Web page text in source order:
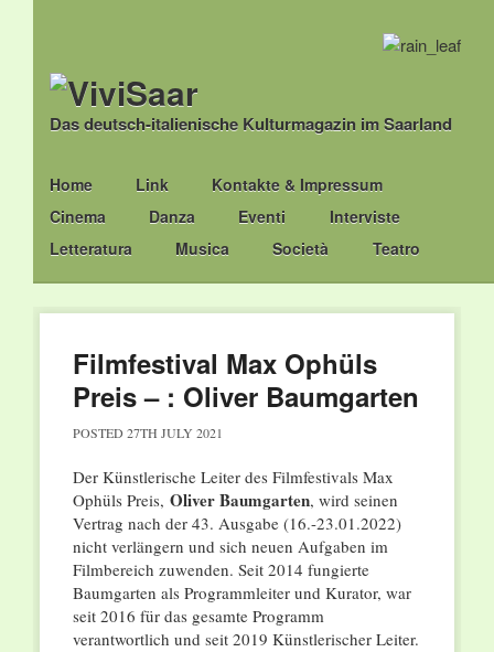
Das deutsch-italienische Kulturmagazin im Saarland
Main menu
Skip
to
content
Home Link
Kontakte & Impressum
Cinema
Danza Eventi
Interviste
Letteratura
Musica Società Teatro
Filmfestival Max Ophüls
Preis – : Oliver Baumgarten
POSTED 27TH JULY 2021
Der Künstlerische Leiter des Filmfestivals Max
Ophüls Preis, Oliver Baumgarten, wird seinen
Vertrag nach der 43. Ausgabe (16.-23.01.2022)
nicht verlängern und sich neuen Aufgaben im
Filmbereich zuwenden. Seit 2014 fungierte
Baumgarten als Programmleiter und Kurator, war
seit 2016 für das gesamte Programm
verantwortlich und seit 2019 Künstlerischer Leiter.